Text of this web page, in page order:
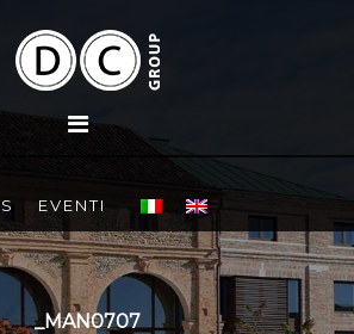
EVENTI
_MAN0707